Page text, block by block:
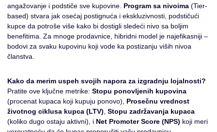
angažovanje i podstiče sve kupovine. Program sa nivoima (Tier-
based) stvara jak osećaj postignuća i ekskluzivnosti, podstičući
kupce da potroše više kako bi dostigli sledeći nivo sa boljim
benefitima. Za mnoge prodavnice, hibridni model je najefikasniji –
bodovi za svaku kupovinu koji vode ka postizanju viših nivoa
članstva.
Kako da merim uspeh svojih napora za izgradnju lojalnosti?
Pratite ove ključne metrike: Stopu ponovljenih kupovina
(procenat kupaca koji kupuju ponovo), Prosečnu vrednost
životnog ciklusa kupca (LTV) Stopu zadržavanja kupaca
(koliko dugo ostaju aktivni), i Net Promoter Score (NPS) koji meri